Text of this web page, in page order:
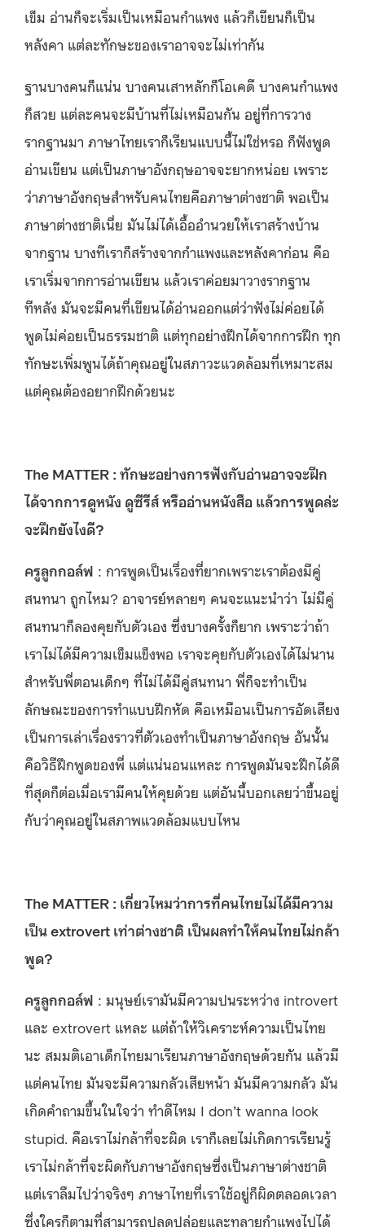
เข็ม อ่านก็จะเริ่มเป็นเหมือนกำแพง แล้วก็เขียนก็เป็น
หลังคา แต่ละทักษะของเราอาจจะไม่เท่ากัน
ฐานบางคนก็แน่น บางคนเสาหลักก็โอเคดี บางคนกำแพง
ก็สวย แต่ละคนจะมีบ้านที่ไม่เหมือนกัน อยู่ที่การวาง
รากฐานมา ภาษาไทยเราก็เรียนแบบนี้ไม่ใช่หรอ ก็ฟังพูด
อ่านเขียน แต่เป็นภาษาอังกฤษอาจจะยากหน่อย เพราะ
ว่าภาษาอังกฤษสำหรับคนไทยคือภาษาต่างชาติ พอเป็น
ภาษาต่างชาติเนี่ย มันไม่ได้เอื้ออำนวยให้เราสร้างบ้าน
จากฐาน บางทีเราก็สร้างจากกำแพงและหลังคาก่อน คือ
เราเริ่มจากการอ่านเขียน แล้วเราค่อยมาวางรากฐาน
ทีหลัง มันจะมีคนที่เขียนได้อ่านออกแต่ว่าฟังไม่ค่อยได้
พูดไม่ค่อยเป็นธรรมชาติ แต่ทุกอย่างฝึกได้จากการฝึก ทุก
ทักษะเพิ่มพูนได้ถ้าคุณอยู่ในสภาวะแวดล้อมที่เหมาะสม
แต่คุณต้องอยากฝึกด้วยนะ
The MATTER : ทักษะอย่างการฟังกับอ่านอาจจะฝึก
ได้จากการดูหนัง ดูซีรีส์ หรืออ่านหนังสือ แล้วการพูดล่ะ
จะฝึกยังไงดี?
ครูลูกกอล์ฟ : การพูดเป็นเรื่องที่ยากเพราะเราต้องมีคู่
สนทนา ถูกไหม? อาจารย์หลายๆ คนจะแนะนำว่า ไม่มีคู่
สนทนาก็ลองคุยกับตัวเอง ซึ่งบางครั้งก็ยาก เพราะว่าถ้า
เราไม่ได้มีความเข็มแข็งพอ เราจะคุยกับตัวเองได้ไม่นาน
สำหรับพี่ตอนเด็กๆ ที่ไม่ได้มีคู่สนทนา พี่ก็จะทำเป็น
ลักษณะของการทำแบบฝึกหัด คือเหมือนเป็นการอัดเสียง
เป็นการเล่าเรื่องราวที่ตัวเองทำเป็นภาษาอังกฤษ อันนั้น
คือวิธีฝึกพูดของพี่ แต่แน่นอนแหละ การพูดมันจะฝึกได้ดี
ที่สุดก็ต่อเมื่อเรามีคนให้คุยด้วย แต่อันนี้บอกเลยว่าขึ้นอยู่
กับว่าคุณอยู่ในสภาพแวดล้อมแบบไหน
The MATTER : เกี่ยวไหมว่าการที่คนไทยไม่ได้มีความ
เป็น extrovert เท่าต่างชาติ เป็นผลทำให้คนไทยไม่กล้า
พูด?
ครูลูกกอล์ฟ : มนุษย์เรามันมีความปนระหว่าง introvert
และ extrovert แหละ แต่ถ้าให้วิเคราะห์ความเป็นไทย
นะ สมมติเอาเด็กไทยมาเรียนภาษาอังกฤษด้วยกัน แล้วมี
แต่คนไทย มันจะมีความกลัวเสียหน้า มันมีความกลัว มัน
เกิดคำถามขึ้นในใจว่า ทำดีไหม I don’t wanna look
stupid. คือเราไม่กล้าที่จะผิด เราก็เลยไม่เกิดการเรียนรู้
เราไม่กล้าที่จะผิดกับภาษาอังกฤษซึ่งเป็นภาษาต่างชาติ
แต่เราลืมไปว่าจริงๆ ภาษาไทยที่เราใช้อยู่ก็ผิดตลอดเวลา
ซึ่งใครก็ตามที่สามารถปลดปล่อยและทลายกำแพงไปได้